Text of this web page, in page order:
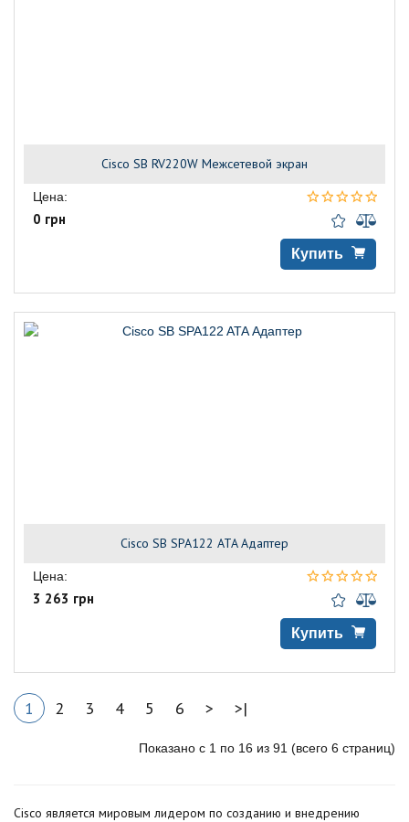
Cisco SB RV220W Межсетевой экран
Цена:
0 грн
Купить
Cisco SB SPA122 ATA Адаптер
Цена:
3 263 грн
Купить
1 2 3 4 5 6 > >|
Показано с 1 по 16 из 91 (всего 6 страниц)
Cisco является мировым лидером по созданию и внедрению